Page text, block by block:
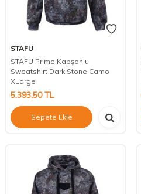
STAFU
STAFU Prime Kapşonlu
Sweatshirt Dark Stone Camo
XLarge
5.393,50TL
Sepete Ekle